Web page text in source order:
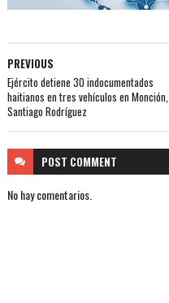
PREVIOUS
Ejército detiene 30 indocumentados
haitianos en tres vehículos en Monción,
Santiago Rodríguez
POST COMMENT
No hay comentarios.